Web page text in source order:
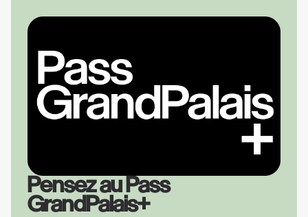
Pensez au Pass
GrandPalais+